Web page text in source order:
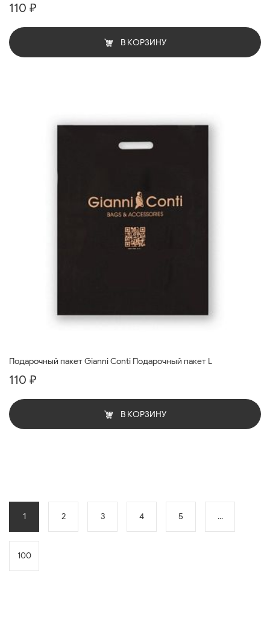
110 ₽
В КОРЗИНУ
Подарочный пакет Gianni Conti Подарочный пакет L
110 ₽
В КОРЗИНУ
1 2 3 4 5 ...
100